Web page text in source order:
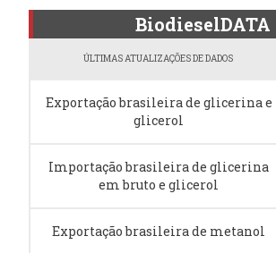
BiodieselDATA
ÚLTIMAS ATUALIZAÇÕES DE DADOS
Exportação brasileira de glicerina e
glicerol
Importação brasileira de glicerina
em bruto e glicerol
Exportação brasileira de metanol